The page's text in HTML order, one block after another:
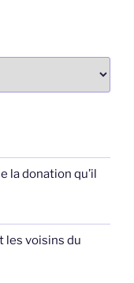
la donation qu’il
les voisins du